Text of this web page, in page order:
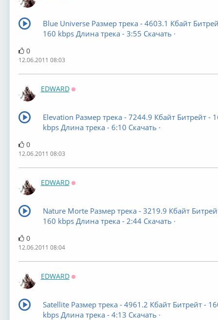
Blue Universe Размер трека - 4603.1 Кбайт
160 kbps Длина трека - 3:55 Скачать ·
0
12.06.2011 08:03
EDWARD
Elevation Размер трека - 7244.9 Кбайт Битрейт -
kbps Длина трека - 6:10 Скачать ·
0
12.06.2011 08:03
EDWARD
Nature Morte Размер трека - 3219.9 Кбайт
160 kbps Длина трека - 2:44 Скачать ·
0
12.06.2011 08:04
EDWARD
Satellite Размер трека - 4961.2 Кбайт Битрейт -
kbps Длина трека - 4:13 Скачать ·